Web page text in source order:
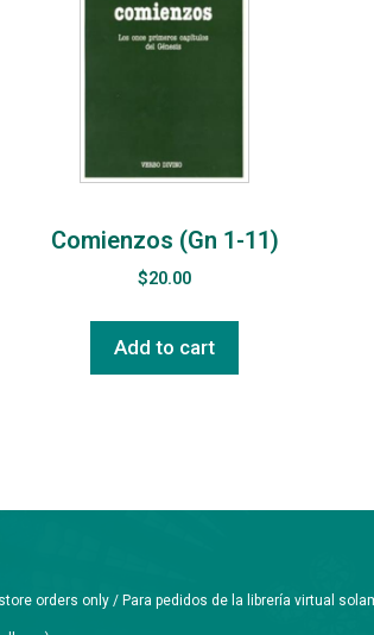
Comienzos (Gn 1-11)
$20.00
Add to cart
store orders only / Para pedidos de la librería virtual